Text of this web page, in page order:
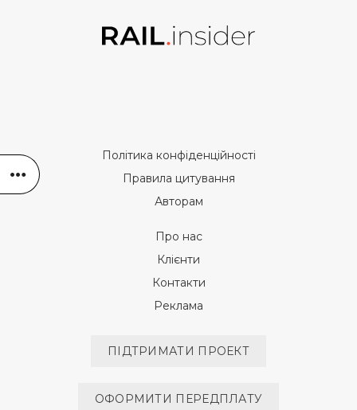
Політика конфіденційності
Правила цитування
Авторам
Про нас
Клієнти
Контакти
Реклама
ПІДТРИМАТИ ПРОЕКТ
ОФОРМИТИ ПЕРЕДПЛАТУ